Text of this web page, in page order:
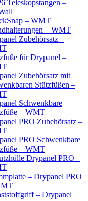
Teleskopstangen –
– WMT
– WMT
Zubehörsatz –
für Drypanel –
Zubehörsatz mit
Stützfüßen –
Schwenkbare
– WMT
PRO Zubehörsatz –
PRO Schwenkbare
– WMT
Drypanel PRO –
– Drypanel PRO
– Drypanel